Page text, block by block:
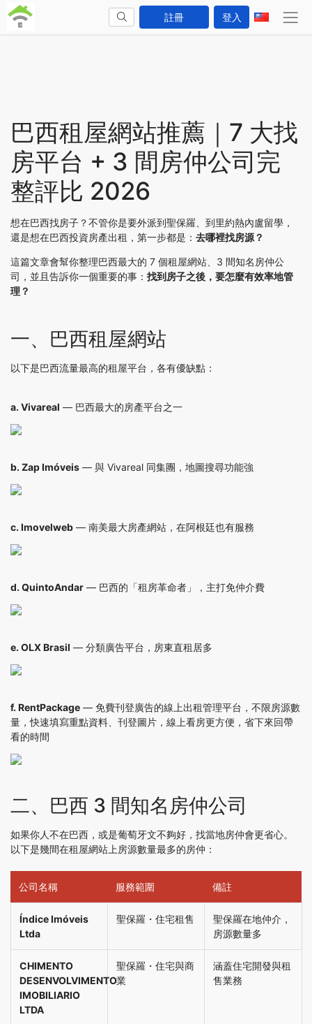
註冊 登入
巴西租屋網站推薦｜7 大找
房平台 + 3 間房仲公司完
整評比 2026
想在巴西找房子？不管你是要外派到聖保羅、到里約熱內盧留學，
還是想在巴西投資房產出租，第一步都是： 去哪裡找房源？
這篇文章會幫你整理巴西最大的 7 個租屋網站、3 間知名房仲公
司，並且告訴你一個重要的事： 找到房子之後，要怎麼有效率地管
理？
一、巴西租屋網站
以下是巴西流量最高的租屋平台，各有優缺點：
a. Vivareal — 巴西最大的房產平台之一
b. Zap Imóveis — 與 Vivareal 同集團，地圖搜尋功能強
c. Imovelweb — 南美最大房產網站，在阿根廷也有服務
d. QuintoAndar — 巴西的「租房革命者」，主打免仲介費
e. OLX Brasil — 分類廣告平台，房東直租居多
f. RentPackage — 免費刊登廣告的線上出租管理平台，不限房源數
量，快速填寫重點資料、刊登圖片，線上看房更方便，省下來回帶
看的時間
二、巴西 3 間知名房仲公司
如果你人不在巴西，或是葡萄牙文不夠好，找當地房仲會更省心。
以下是幾間在租屋網站上房源數量最多的房仲：
公司名稱 服務範圍 備註
Índice Imóveis
Ltda
聖保羅・住宅租售
聖保羅在地仲介，
房源數量多
CHIMENTO
DESENVOLVIMENTO
IMOBILIARIO
LTDA
聖保羅・住宅與商
業
涵蓋住宅開發與租
售業務